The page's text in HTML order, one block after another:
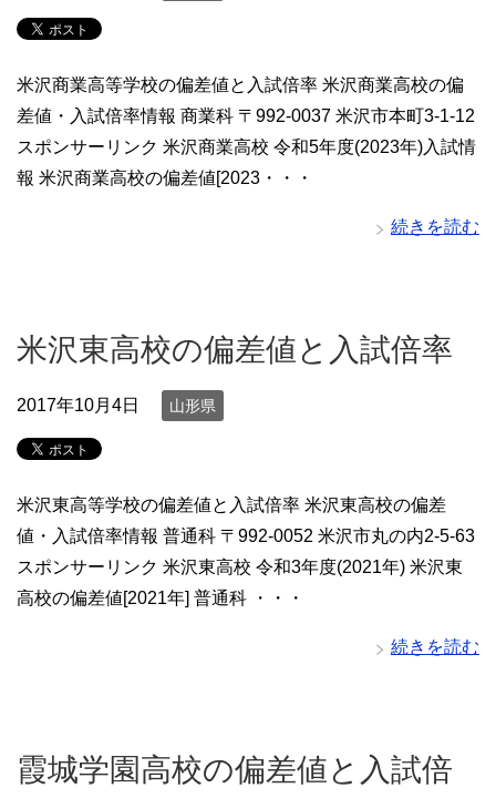
米沢商業高等学校の偏差値と入試倍率 米沢商業高校の偏
差値・入試倍率情報 商業科 〒992-0037 米沢市本町3-1-12
スポンサーリンク 米沢商業高校 令和5年度(2023年)入試情
報 米沢商業高校の偏差値[2023・・・
続きを読む
米沢東高校の偏差値と入試倍率
2017年10月4日 山形県
米沢東高等学校の偏差値と入試倍率 米沢東高校の偏差
値・入試倍率情報 普通科 〒992-0052 米沢市丸の内2-5-63
スポンサーリンク 米沢東高校 令和3年度(2021年) 米沢東
高校の偏差値[2021年] 普通科 ・・・
続きを読む
霞城学園高校の偏差値と入試倍